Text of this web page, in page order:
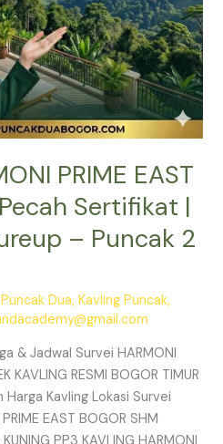
PRIME EAST
Sertifikat |
– Puncak 2
Dua,Kavling Puncak,
& Jadwal Survei HARMONI
KAVLING RESMI BOGOR TIMUR
Kavling Lokasi Survei
EAST BOGOR SHM